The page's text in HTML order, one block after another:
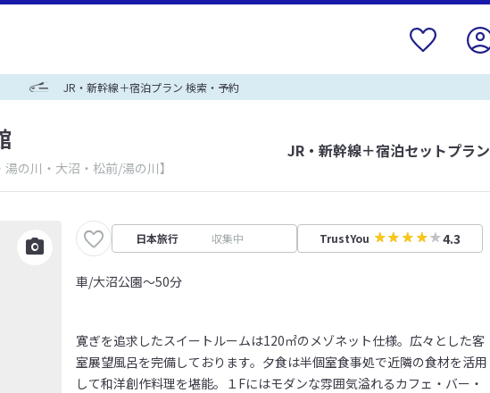
JR・新幹線＋宿泊プラン 検索・予約
湯の川・大沼・松前/湯の川】
JR・新幹線＋宿泊セットプラン
日本旅行 収集中 TrustYou 4.3
車/大沼公園～50分
寛ぎを追求したスイートルームは120㎡のメゾネット仕様。広々とした客
室展望風呂を完備しております。夕食は半個室食事処で近隣の食材を活用
して和洋創作料理を堪能。１Fにはモダンな雰囲気溢れるカフェ・バー・